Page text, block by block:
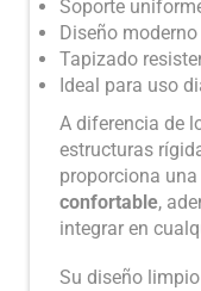
Soporte
Diseño
Tapizado
Ideal para uso
A diferencia de
estructuras
proporciona una
confortable,
integrar en
Su diseño